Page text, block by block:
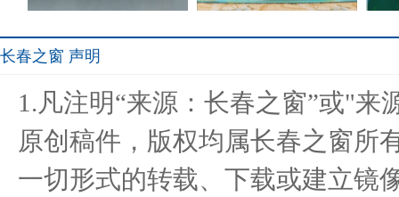
window:
商大会
长春之窗 声明
1.凡注明“来源：长春之窗”或"
原创稿件，版权均属长春之窗所
一切形式的转载、下载或建立镜